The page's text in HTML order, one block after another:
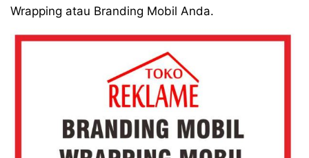
Wrapping atau Branding Mobil Anda.